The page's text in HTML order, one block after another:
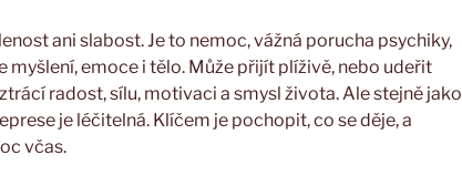
nalézt“
ani slabost. Je to nemoc, vážná porucha psychiky,
myšlení, emoce i tělo. Může přijít plíživě, nebo udeřit
radost, sílu, motivaci a smysl života. Ale stejně jako
je léčitelná. Klíčem je pochopit, co se děje, a
včas.